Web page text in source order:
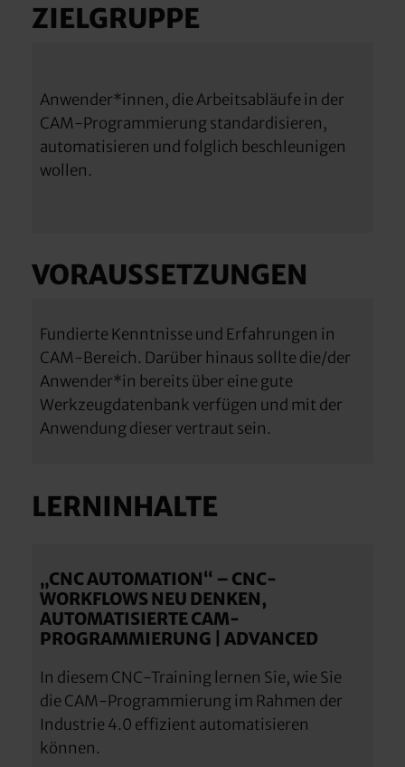
ZIELGRUPPE
Anwender*innen, die Arbeitsabläufe in der
CAM-Programmierung standardisieren,
automatisieren und folglich beschleunigen
wollen.
VORAUSSETZUNGEN
Fundierte Kenntnisse und Erfahrungen in
CAM-Bereich. Darüber hinaus sollte die/der
Anwender*in bereits über eine gute
Werkzeugdatenbank verfügen und mit der
Anwendung dieser vertraut sein.
LERNINHALTE
„CNC AUTOMATION“ – CNC-
WORKFLOWS NEU DENKEN,
AUTOMATISIERTE CAM-
PROGRAMMIERUNG | ADVANCED
In diesem CNC-Training lernen Sie, wie Sie
die CAM-Programmierung im Rahmen der
Industrie 4.0 effizient automatisieren
können.